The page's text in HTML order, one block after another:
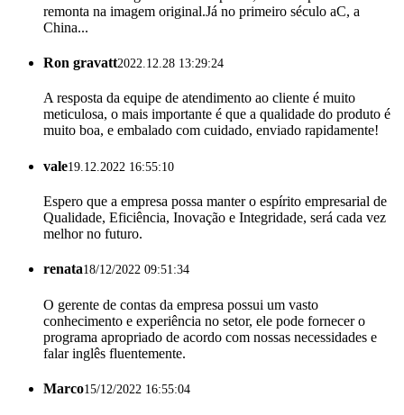
remonta na imagem original.Já no primeiro século aC, a
China...
Ron gravatt2022.12.28 13:29:24
A resposta da equipe de atendimento ao cliente é muito
meticulosa, o mais importante é que a qualidade do produto é
muito boa, e embalado com cuidado, enviado rapidamente!
vale19.12.2022 16:55:10
Espero que a empresa possa manter o espírito empresarial de
Qualidade, Eficiência, Inovação e Integridade, será cada vez
melhor no futuro.
renata18/12/2022 09:51:34
O gerente de contas da empresa possui um vasto
conhecimento e experiência no setor, ele pode fornecer o
programa apropriado de acordo com nossas necessidades e
falar inglês fluentemente.
Marco15/12/2022 16:55:04